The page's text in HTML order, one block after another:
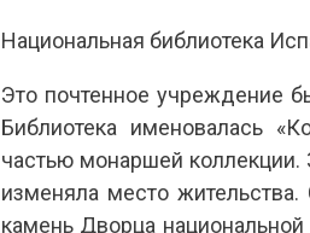
Национальная библиотека
Это почтенное учреждение
Библиотека именовалась
частью монаршей коллекции.
изменяла место
камень Дворца